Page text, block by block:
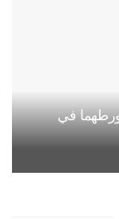
في